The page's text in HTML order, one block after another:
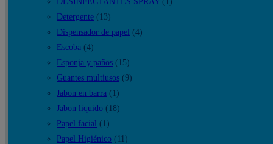
Detergente (13)
Dispensador de papel (4)
Escoba (4)
Esponja y paños (15)
Guantes multiusos (9)
Jabon en barra (1)
Jabon liquido (18)
Papel facial (1)
Papel Higiénico (11)